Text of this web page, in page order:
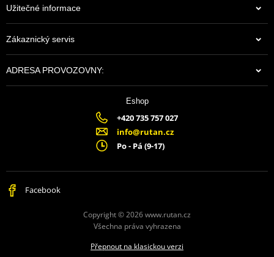
Užitečné informace
Zákaznický servis
ADRESA PROVOZOVNY:
Eshop
+420 735 757 027
info@rutan.cz
Po - Pá (9-17)
Facebook
Copyright © 2026 www.rutan.cz
Všechna práva vyhrazena
Přepnout na klasickou verzi